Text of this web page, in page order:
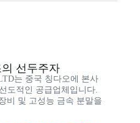
선두주자
는 중국 칭다오에 본사
도적인 공급업체입니다.
비 및 고성능 금속 분말을